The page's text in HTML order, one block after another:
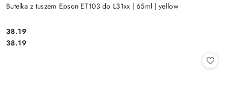
Butelka z tuszem Epson ET103 do L31xx | 65ml | yellow
Cena:
38.19
Cena:
38.19